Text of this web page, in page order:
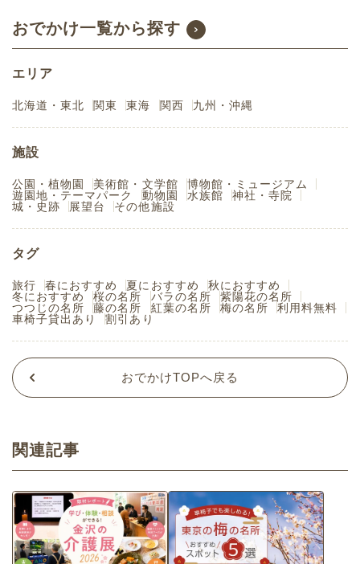
おでかけ一覧から探す
エリア
北海道・東北 関東 東海 関西 九州・沖縄
施設
公園・植物園 美術館・文学館
博物館・ミュージアム
遊園地・テーマパーク
動物園 水族館
神社・寺院
城・史跡
展望台 その他施設
タグ
旅行 春におすすめ 夏におすすめ
秋におすすめ
冬におすすめ
桜の名所 バラの名所
紫陽花の名所
つつじの名所
藤の名所 紅葉の名所 梅の名所
利用料無料
車椅子貸出あり
割引あり
おでかけTOPへ戻る
関連記事